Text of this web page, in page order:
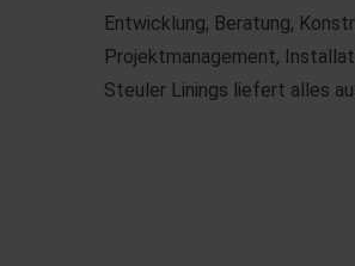
Entwicklung, Beratung,
Projektmanagement,
Steuler Linings liefert alles